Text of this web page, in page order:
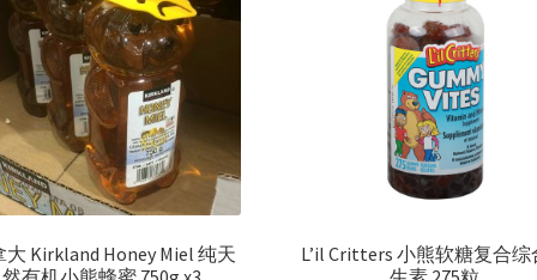
大 Kirkland Honey Miel 纯天
L’il Critters 小熊软糖复合综